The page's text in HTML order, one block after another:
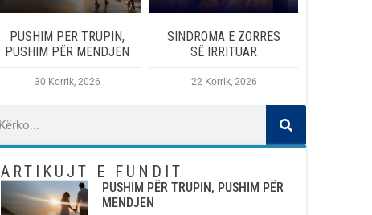
PUSHIM PËR TRUPIN,
PUSHIM PËR MENDJEN
30 Korrik, 2026
SINDROMA E ZORRËS
SË IRRITUAR
22 Korrik, 2026
ARTIKUJT E FUNDIT
PUSHIM PËR TRUPIN, PUSHIM PËR
MENDJEN